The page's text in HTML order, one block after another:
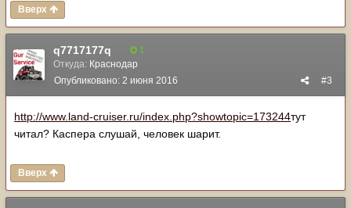
Вверх
q7717177q 1
Откуда: Краснодар
#3
Опубликовано: 2 июня 2016
http://www.land-cruiser.ru/index.php?showtopic=173244тут
читал? Каспера слушай, человек шарит.
Вверх